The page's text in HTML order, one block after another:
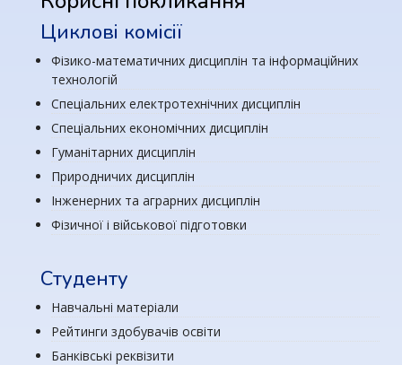
Циклові комісії
Фізико-математичних дисциплін та інформаційних
технологій
Спеціальних електротехнічних дисциплін
Спеціальних економічних дисциплін
Гуманітарних дисциплін
Природничих дисциплін
Інженерних та аграрних дисциплін
Фізичної і військової підготовки
Студенту
Навчальні матеріали
Рейтинги здобувачів освіти
Банківські реквізити